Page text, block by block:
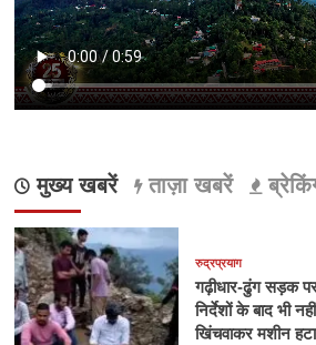
मुख्य खबरें ताज़ा खबरें
रुद्रप्रयाग
गढ़ीधार-ढुंग सड़क
निर्देशों के बाद भी
खिंचवाकर मशीन